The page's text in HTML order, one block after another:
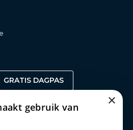
GRATIS DAGPAS
×
gebruik van